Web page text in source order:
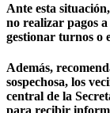
Ante esta
no realizar pagos
gestionar turnos o
Además,
sospechosa, los
central de la